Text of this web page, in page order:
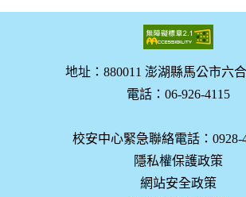
地址：880011 澎湖縣馬公市六
電話：06-926-4115
校安中心緊急聯絡電話：0928-
隱私權保護政策
網站安全政策